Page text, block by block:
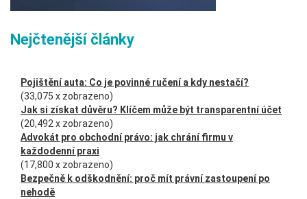
Nejčtenější články
Pojištění auta: Co je povinné ručení a kdy nestačí?
(33,075 x zobrazeno)
Jak si získat důvěru? Klíčem může být transparentní účet
(20,492 x zobrazeno)
Advokát pro obchodní právo: jak chrání firmu v
každodenní praxi
(17,800 x zobrazeno)
Bezpečně k odškodnění: proč mít právní zastoupení po
nehodě